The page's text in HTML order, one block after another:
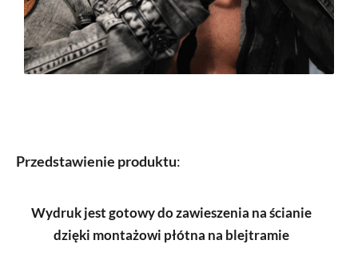
Przedstawienie produktu:
Wydruk jest gotowy do zawieszenia na ścianie
dzięki montażowi płótna na blejtramie